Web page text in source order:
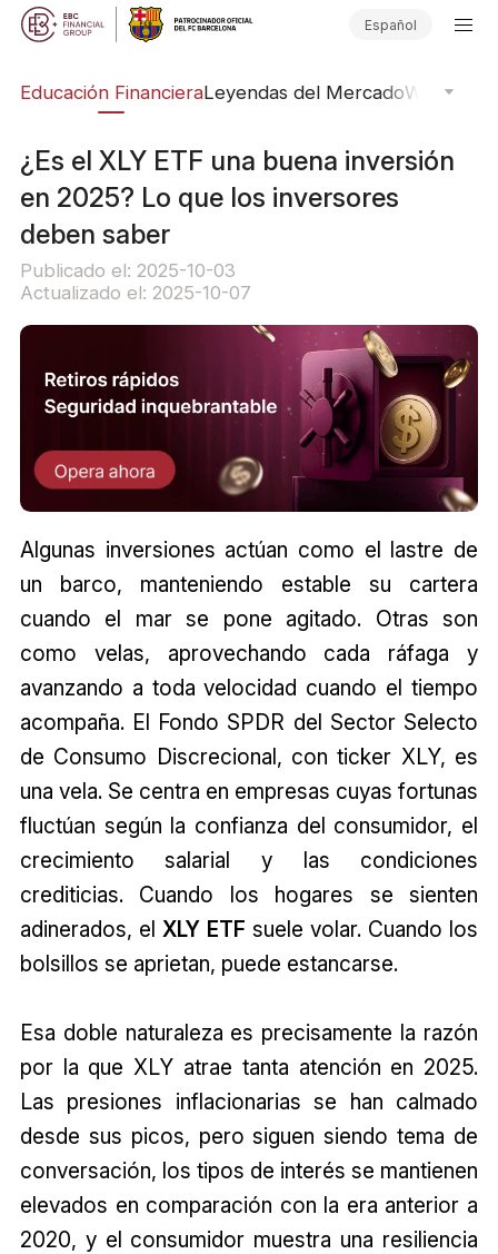
Español
Educación FinancieraLeyendas del MercadoWebinars
¿Es el XLY ETF una buena inversión
en 2025? Lo que los inversores
deben saber
Publicado el: 2025-10-03
Actualizado el: 2025-10-07
Algunas inversiones actúan como el lastre de
un barco, manteniendo estable su cartera
cuando el mar se pone agitado. Otras son
como velas, aprovechando cada ráfaga y
avanzando a toda velocidad cuando el tiempo
acompaña. El Fondo SPDR del Sector Selecto
de Consumo Discrecional, con ticker XLY, es
una vela. Se centra en empresas cuyas fortunas
fluctúan según la confianza del consumidor, el
crecimiento salarial y las condiciones
crediticias. Cuando los hogares se sienten
adinerados, el XLY ETF suele volar. Cuando los
bolsillos se aprietan, puede estancarse.
Esa doble naturaleza es precisamente la razón
por la que XLY atrae tanta atención en 2025.
Las presiones inflacionarias se han calmado
desde sus picos, pero siguen siendo tema de
conversación, los tipos de interés se mantienen
elevados en comparación con la era anterior a
2020, y el consumidor muestra una resiliencia